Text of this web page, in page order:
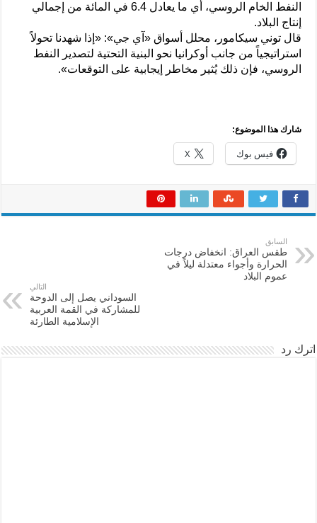
النفط الخام الروسي، أي ما يعادل 6.4 في المائة من إجمالي
إنتاج البلاد.
قال توني سيكامور، محلل أسواق «آي جي»: «إذا شهدنا تحولاً
استراتيجياً من جانب أوكرانيا نحو البنية التحتية لتصدير النفط
الروسي، فإن ذلك يُثير مخاطر إيجابية على التوقعات».
شارك هذا الموضوع:
فيس بوك X
السابق
طقس العراق: انخفاض درجات
الحرارة وأجواء معتدلة ليلاً في
عموم البلاد
التالي
السوداني يصل إلى الدوحة
للمشاركة في القمة العربية
الإسلامية الطارئة
اترك رد